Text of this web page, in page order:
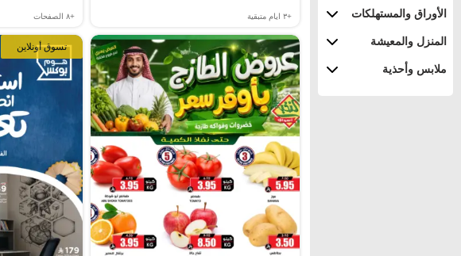
الأوراق والمستهلكات
المنزل والمعيشة
ملابس وأحذية
+٣ ايام متبقية +٨ الصفحات
تسوق أونلاين